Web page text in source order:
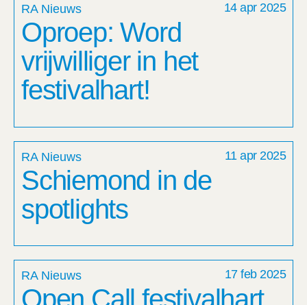
RA Nieuws 14 apr 2025
Oproep: Word
vrijwilliger in het
festivalhart!
RA Nieuws 11 apr 2025
Schiemond in de
spotlights
RA Nieuws 17 feb 2025
Open Call festivalhart